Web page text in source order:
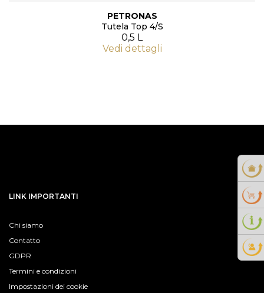
PETRONAS
Tutela Top 4/S
0,5 L
Vedi dettagli
LINK IMPORTANTI
Chi siamo
Contatto
GDPR
Termini e condizioni
Impostazioni dei cookie